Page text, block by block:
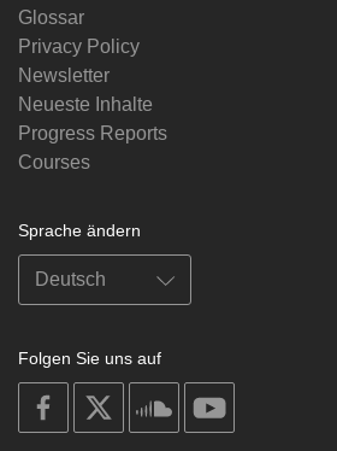
Glossar
Privacy Policy
Newsletter
Neueste Inhalte
Progress Reports
Courses
Sprache ändern
Folgen Sie uns auf
on
facebook
soundcloud